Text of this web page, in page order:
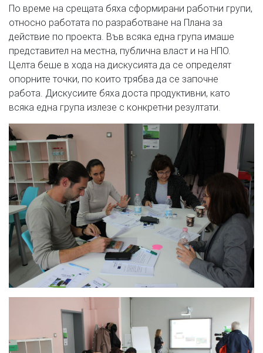
По време на срещата бяха сформирани работни групи,
относно работата по разработване на Плана за
действие по проекта. Във всяка една група имаше
представител на местна, публична власт и на НПО.
Целта беше в хода на дискусията да се определят
опорните точки, по които трябва да се започне
работа. Дискусиите бяха доста продуктивни, като
всяка една група излезе с конкретни резултати.